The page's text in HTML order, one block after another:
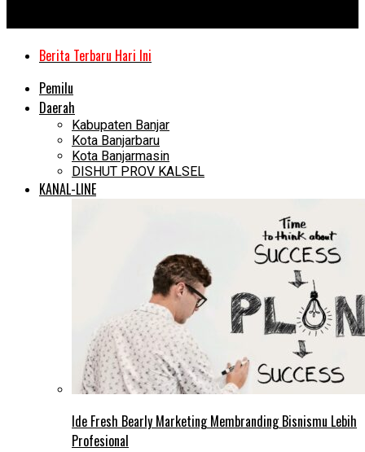
Berita Terbaru Hari Ini
Pemilu
Daerah
Kabupaten Banjar
Kota Banjarbaru
Kota Banjarmasin
DISHUT PROV KALSEL
KANAL-LINE
Ide Fresh Bearly Marketing Membranding Bisnismu Lebih
Profesional